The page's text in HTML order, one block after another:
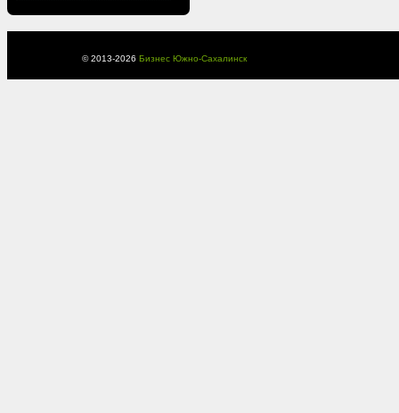
© 2013-2026 Бизнес Южно-Сахалинск